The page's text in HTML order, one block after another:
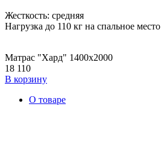
Жесткость: средняя
Нагрузка до 110 кг на спальное место
Матрас "Хард" 1400х2000
18 110
В корзину
О товаре